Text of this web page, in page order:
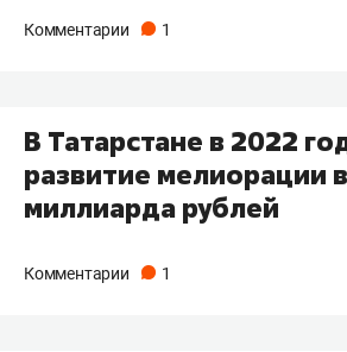
Комментарии 1
В Татарстане в 2022
развитие мелиорации
миллиарда рублей
Комментарии 1